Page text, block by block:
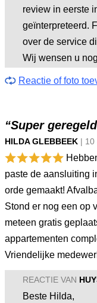
review in eerste
geïnterpreteerd.
over de service
Wij wensen u
Reactie of foto
“Super
HILDA GLEBBEEK | 10
paste de aansluiting
orde gemaakt!
Stond er nog een op
meteen gratis
appartementen
Vriendelijke
REACTIE VAN
Beste Hilda,